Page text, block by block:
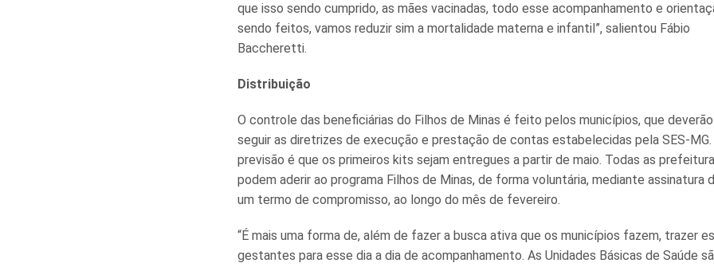
que isso sendo cumprido, as mães vacinadas, todo esse acompanhamento e
sendo feitos, vamos reduzir sim a mortalidade materna e infantil”, salientou Fábio
Baccheretti.
Distribuição
O controle das beneficiárias do Filhos de Minas é feito pelos municípios, que deverão
seguir as diretrizes de execução e prestação de contas estabelecidas pela SES-MG.
previsão é que os primeiros kits sejam entregues a partir de maio. Todas as
podem aderir ao programa Filhos de Minas, de forma voluntária, mediante assinatura
um termo de compromisso, ao longo do mês de fevereiro.
“É mais uma forma de, além de fazer a busca ativa que os municípios fazem, trazer
gestantes para esse dia a dia de acompanhamento. As Unidades Básicas de Saúde